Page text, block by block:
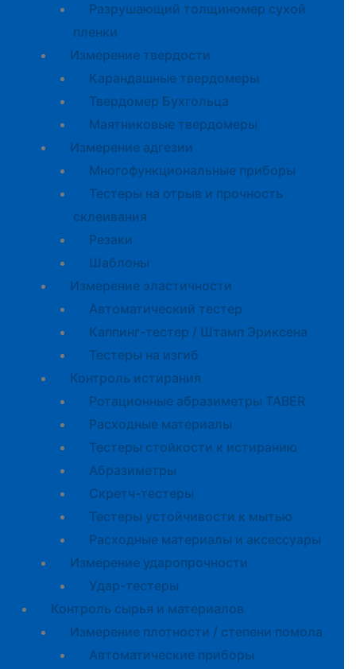
Разрушающий толщиномер сухой
пленки
Измерение твердости
Карандашные твердомеры
Твердомер Бухгольца
Маятниковые твердомеры
Измерение адгезии
Многофункциональные приборы
Тестеры на отрыв и прочность
склеивания
Резаки
Шаблоны
Измерение эластичности
Автоматический тестер
Каппинг-тестер / Штамп Эриксена
Тестеры на изгиб
Контроль истирания
Ротационные абразиметры TABER
Расходные материалы
Тестеры стойкости к истиранию
Абразиметры
Скретч-тестеры
Тестеры устойчивости к мытью
Расходные материалы и аксессуары
Измерение ударопрочности
Удар-тестеры
Контроль сырья и материалов
Измерение плотности / степени помола
Автоматические приборы